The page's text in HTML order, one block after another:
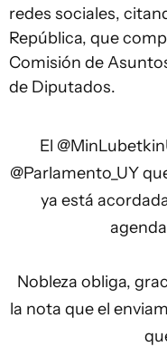
redes sociales,
República, que
Comisión de
de Diputados.
El
@Parlamento_UY
ya está
Nobleza obliga,
la nota que el